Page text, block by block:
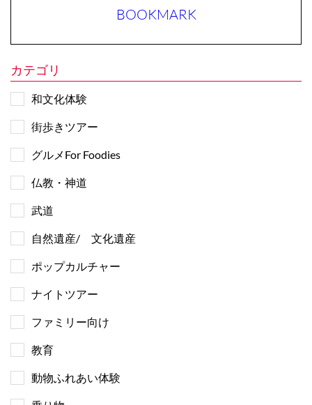
BOOKMARK
カテゴリ
和文化体験
街歩きツアー
グルメFor Foodies
仏教・神道
武道
自然遺産/ 文化遺産
ポップカルチャー
ナイトツアー
ファミリー向け
教育
動物ふれあい体験